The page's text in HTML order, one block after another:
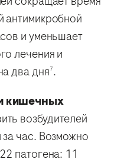
антимикробной
и уменьшает
лечения и
два дня7.
кишечных
возбудителей
час. Возможно
патогена: 11